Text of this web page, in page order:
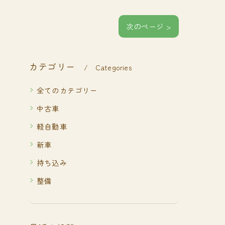
次のページ >
カテゴリー Categories
全てのカテゴリー
中古車
軽自動車
新車
持ち込み
整備